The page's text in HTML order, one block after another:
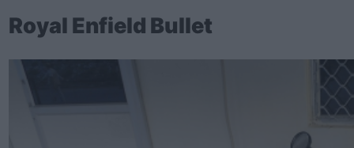
Royal Enfield Bullet